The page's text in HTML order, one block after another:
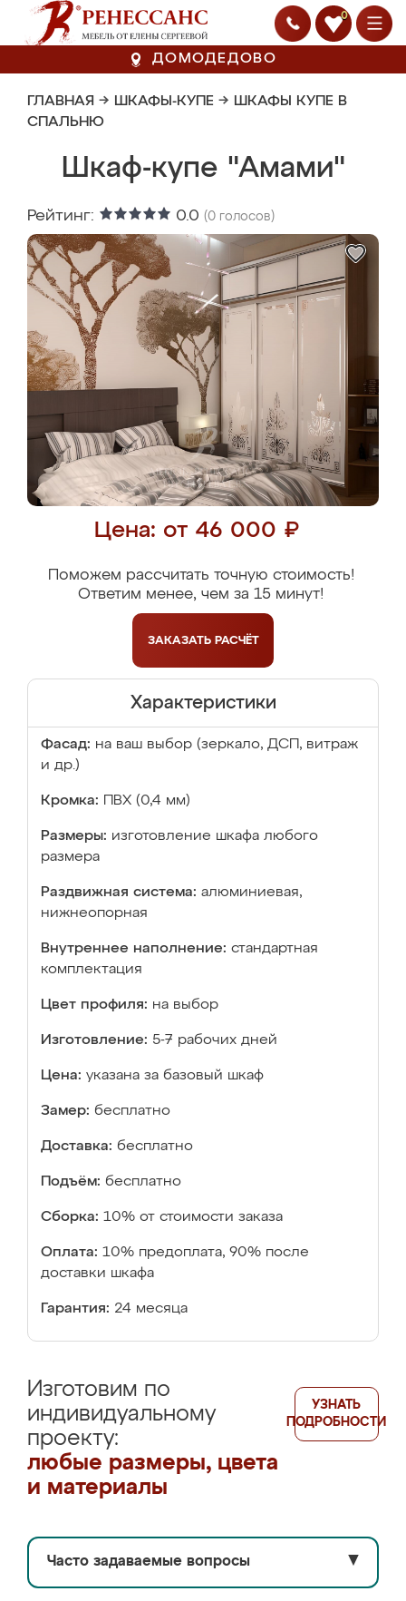
0
ДОМОДЕДОВО
ГЛАВНАЯ → ШКАФЫ-КУПЕ → ШКАФЫ КУПЕ В
СПАЛЬНЮ
Шкаф-купе "Амами"
Рейтинг: 0.0 (0 голосов)
Цена: от 46 000 ₽
Поможем рассчитать точную стоимость!
Ответим менее, чем за 15 минут!
ЗАКАЗАТЬ РАСЧЁТ
Характеристики
Фасад: на ваш выбор (зеркало, ДСП, витраж
и др.)
Кромка: ПВХ (0,4 мм)
Размеры: изготовление шкафа любого
размера
Раздвижная система: алюминиевая,
нижнеопорная
Внутреннее наполнение: стандартная
комплектация
Цвет профиля: на выбор
Изготовление: 5-7 рабочих дней
Цена: указана за базовый шкаф
Замер: бесплатно
Доставка: бесплатно
Подъём: бесплатно
Сборка: 10% от стоимости заказа
Оплата: 10% предоплата, 90% после
доставки шкафа
Гарантия: 24 месяца
Изготовим по
индивидуальному
проекту:
любые размеры, цвета
и материалы
УЗНАТЬ
ПОДРОБНОСТИ
Часто задаваемые вопросы ▼